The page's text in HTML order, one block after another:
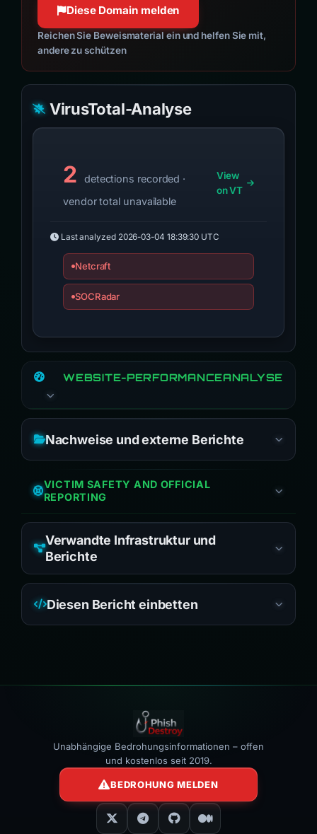
Diese Domain melden
Reichen Sie Beweismaterial ein und helfen Sie mit,
andere zu schützen
VirusTotal-Analyse
2
detections recorded ·
vendor total unavailable
View
on VT
Last analyzed 2026-03-04 18:39:30 UTC
Netcraft
SOCRadar
WEBSITE-PERFORMANCEANALYSE
Nachweise und externe Berichte
VICTIM SAFETY AND OFFICIAL
REPORTING
Verwandte Infrastruktur und
Berichte
Diesen Bericht einbetten
Unabhängige Bedrohungsinformationen – offen
und kostenlos seit 2019.
BEDROHUNG MELDEN